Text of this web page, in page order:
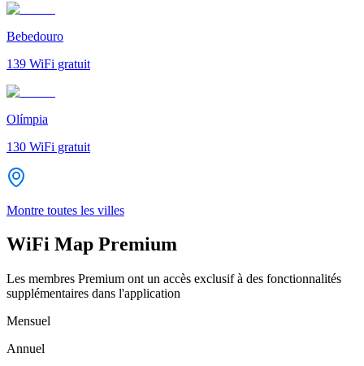
Bebedouro
139 WiFi gratuit
Olímpia
130 WiFi gratuit
Montre toutes les villes
WiFi Map Premium
Les membres Premium ont un accès exclusif à des fonctionnalités
supplémentaires dans l'application
Mensuel
Annuel